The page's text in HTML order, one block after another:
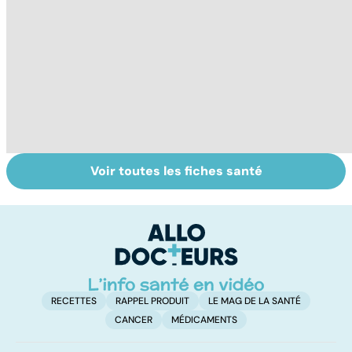
Tout savoir sur
les infections
Inflammation des
amygdales : que
d'angine ?
Voir toutes les fiches santé
RECETTES RAPPEL PRODUIT
LE MAG DE LA SANTÉ
CANCER
MÉDICAMENTS